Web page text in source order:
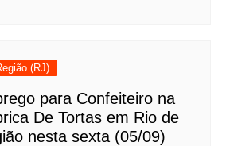
(RJ)
para Confeiteiro na
De Tortas em Rio de
nesta sexta (05/09)